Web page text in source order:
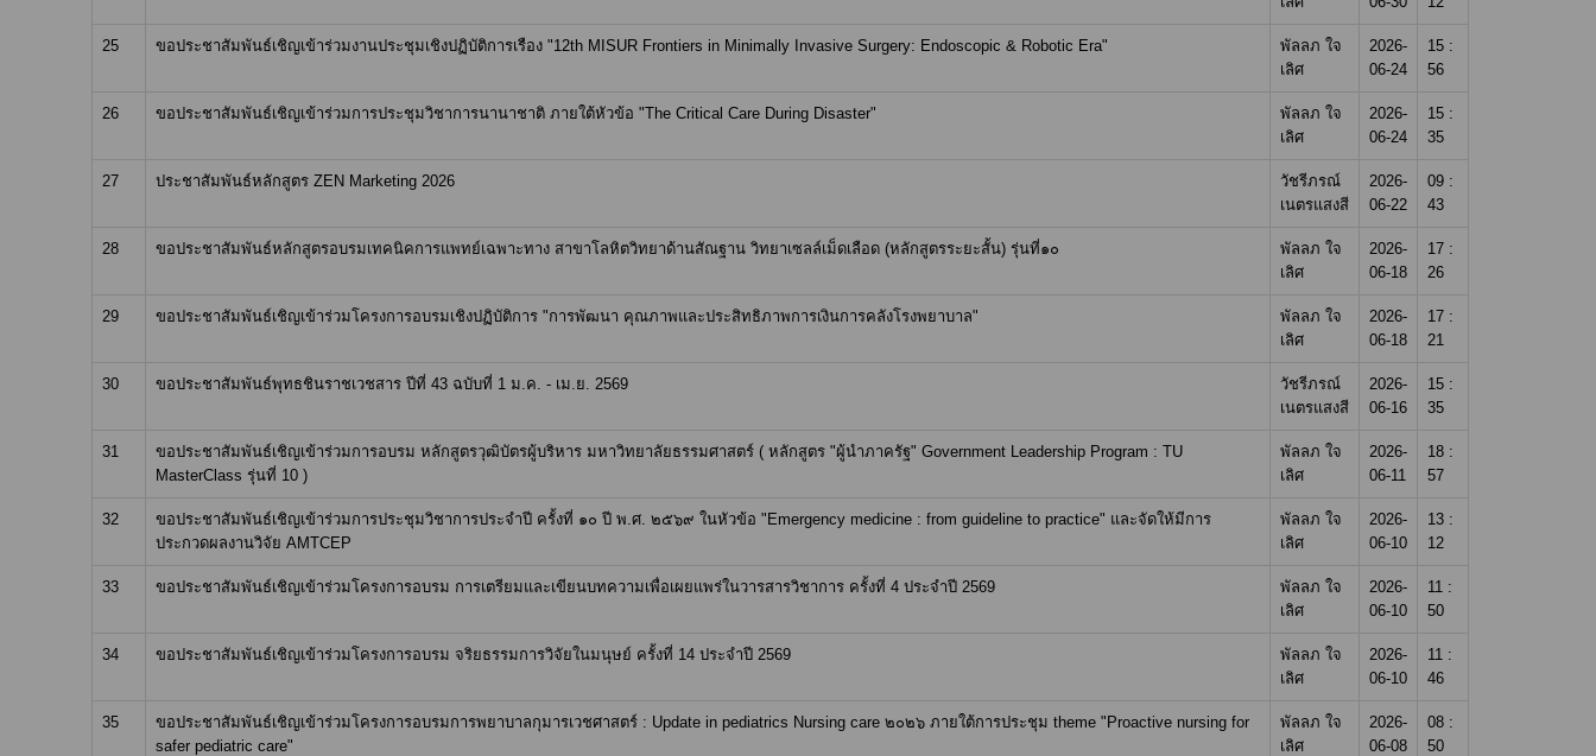
25 ขอประชาสัมพันธ์เชิญเข้าร่วมงานประชุมเชิงปฏิบัติการเรือง "12th MISUR Frontiers in Minimally Invasive Surgery: Endoscopic & Robotic Era"
พัลลภ ใจ
เลิศ
2026-
06-24
15 :
56
26 ขอประชาสัมพันธ์เชิญเข้าร่วมการประชุมวิชาการนานาชาติ ภายใต้หัวข้อ "The Critical Care During Disaster"
พัลลภ ใจ
เลิศ
2026-
06-24
15 :
35
27 ประชาสัมพันธ์หลักสูตร ZEN Marketing 2026
วัชรีภรณ์
เนตรแสงสี
2026-
06-22
09 :
43
28 ขอประชาสัมพันธ์หลักสูตรอบรมเทคนิคการแพทย์เฉพาะทาง สาขาโลหิตวิทยาด้านสัณฐาน วิทยาเซลล์เม็ดเลือด (หลักสูตรระยะสั้น) รุ่นที่๑๐
พัลลภ ใจ
เลิศ
2026-
06-18
17 :
26
29 ขอประชาสัมพันธ์เชิญเข้าร่วมโครงการอบรมเชิงปฏิบัติการ "การพัฒนา คุณภาพและประสิทธิภาพการเงินการคลังโรงพยาบาล"
พัลลภ ใจ
เลิศ
2026-
06-18
17 :
21
30 ขอประชาสัมพันธ์พุทธชินราชเวชสาร ปีที่ 43 ฉบับที่ 1 ม.ค. - เม.ย. 2569
วัชรีภรณ์
เนตรแสงสี
2026-
06-16
15 :
35
31
ขอประชาสัมพันธ์เชิญเข้าร่วมการอบรม หลักสูตรวุฒิบัตรผู้บริหาร มหาวิทยาลัยธรรมศาสตร์ ( หลักสูตร "ผู้นำภาครัฐ" Government Leadership Program : TU
MasterClass รุ่นที่ 10 )
พัลลภ ใจ
เลิศ
2026-
06-11
18 :
57
32
ขอประชาสัมพันธ์เชิญเข้าร่วมการประชุมวิชาการประจำปี ครั้งที่ ๑๐ ปี พ.ศ. ๒๕๖๙ ในหัวข้อ "Emergency medicine : from guideline to practice" และจัดให้มีการ
ประกวดผลงานวิจัย AMTCEP
พัลลภ ใจ
เลิศ
2026-
06-10
13 :
12
33 ขอประชาสัมพันธ์เชิญเข้าร่วมโครงการอบรม การเตรียมและเขียนบทความเพื่อเผยแพร่ในวารสารวิชาการ ครั้งที่ 4 ประจำปี 2569
พัลลภ ใจ
เลิศ
2026-
06-10
11 :
50
34 ขอประชาสัมพันธ์เชิญเข้าร่วมโครงการอบรม จริยธรรมการวิจัยในมนุษย์ ครั้งที่ 14 ประจำปี 2569
พัลลภ ใจ
เลิศ
2026-
06-10
11 :
46
35
ขอประชาสัมพันธ์เชิญเข้าร่วมโครงการอบรมการพยาบาลกุมารเวชศาสตร์ : Update in pediatrics Nursing care ๒๐๒๖ ภายใต้การประชุม theme "Proactive nursing for
safer pediatric care"
พัลลภ ใจ
เลิศ
2026-
06-08
08 :
50